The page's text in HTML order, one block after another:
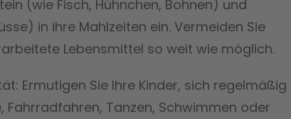
(wie Fisch, Hühnchen, Bohnen) und
in ihre Mahlzeiten ein. Vermeiden Sie
Lebensmittel so weit wie möglich.
Ermutigen Sie Ihre Kinder, sich regelmäßig
Fahrradfahren, Tanzen, Schwimmen oder